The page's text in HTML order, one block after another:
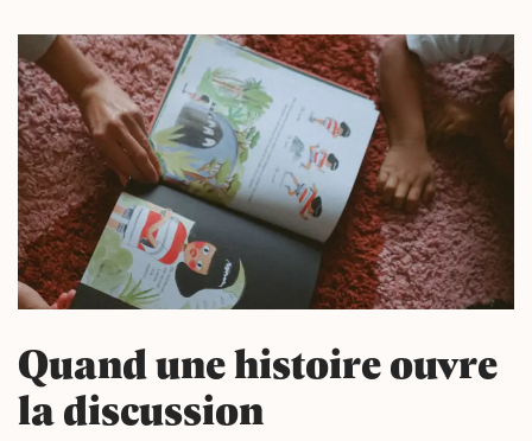
Quand une histoire ouvre
la discussion